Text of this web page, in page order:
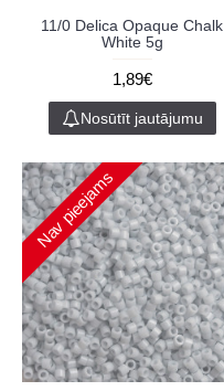
11/0 Delica Opaque Chalk
White 5g
1,89€
Nosūtīt jautājumu
Nav pieejams